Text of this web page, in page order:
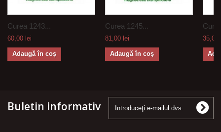
Curea 1243...
60,00 lei
Adaugă în coş
Curea 1245...
81,00 lei
Adaugă în coş
35,00
Buletin informativ